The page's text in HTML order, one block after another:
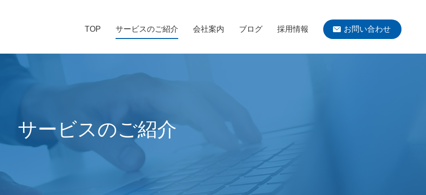
TOP サービスのご紹介 会社案内 ブログ 採用情報 お問い合わせ
サービスのご紹介